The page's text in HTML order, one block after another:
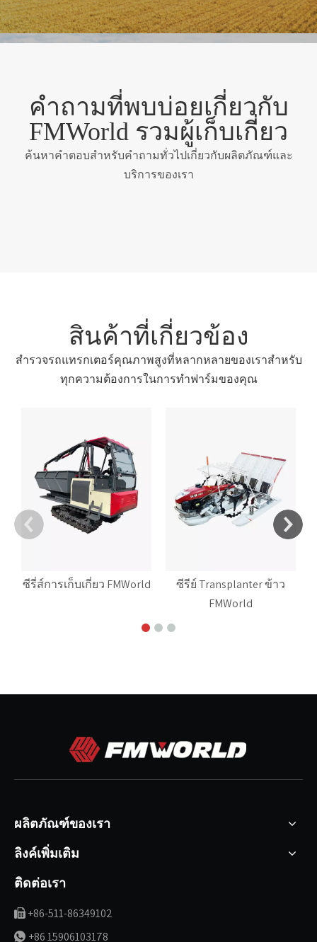
คำถามที่พบบ่อยเกี่ยวกับ
FMWorld รวมผู้เก็บเกี่ยว
ค้นหาคำตอบสำหรับคำถามทั่วไปเกี่ยวกับผลิตภัณฑ์และ
บริการของเรา
สินค้าที่เกี่ยวข้อง
สำรวจรถแทรกเตอร์คุณภาพสูงที่หลากหลายของเราสำหรับ
ทุกความต้องการในการทำฟาร์มของคุณ
ซีรี่ส์การเก็บเกี่ยว FMWorld
ซีรีย์ Transplanter ข้าว
FMWorld
ผลิตภัณฑ์ของเรา
ลิงค์เพิ่มเติม
ติดต่อเรา
 +86-511-86349102
 +86 15906103178